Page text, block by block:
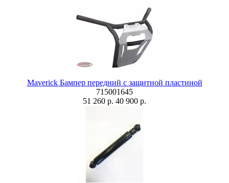
Maverick Бампер передний с защитной пластиной
715001645
51 260 р. 40 900 р.